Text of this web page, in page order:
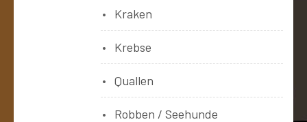
Kraken
Krebse
Quallen
Robben / Seehunde